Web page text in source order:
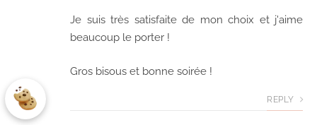
Je suis très satisfaite de mon choix et j'aime
beaucoup le porter !
Gros bisous et bonne soirée !
REPLY